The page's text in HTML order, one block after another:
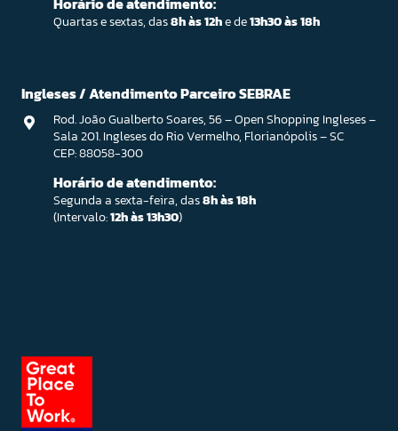
Quartas e sextas, das8h às 12he de13h30 às 18h
Ingleses / Atendimento Parceiro SEBRAE
Rod. João Gualberto Soares, 56 – Open Shopping Ingleses –
Sala 201. Ingleses do Rio Vermelho, Florianópolis – SC
CEP: 88058-300
Horário de atendimento:
Segunda a sexta-feira, das8h às 18h
(Intervalo:12h às 13h30)